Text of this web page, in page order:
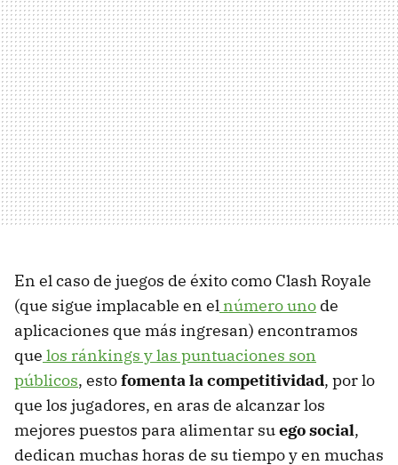
En el caso de juegos de éxito como Clash Royale
(que sigue implacable en el número uno de
aplicaciones que más ingresan) encontramos
que los ránkings y las puntuaciones son
públicos, estofomenta la competitividad, por lo
que los jugadores, en aras de alcanzar los
mejores puestos para alimentar suego social,
dedican muchas horas de su tiempo y en muchas